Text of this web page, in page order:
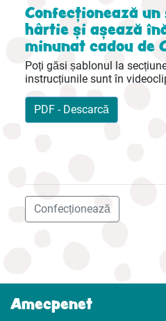
Confecționează
hârtie și așează
minunat cadou de
Poți găsi șablonul la
instrucțiunile sunt în
PDF - Descarcă
Confecționează
Amecpenet